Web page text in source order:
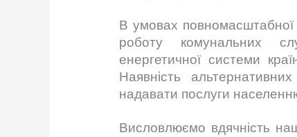
В умовах повномасштабної
роботу комунальних
енергетичної системи
Наявність
надавати послуги
Висловлюємо вдячність